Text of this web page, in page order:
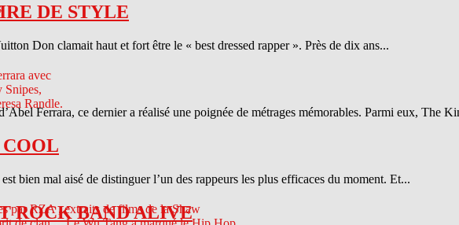
DE STYLE
Don clamait haut et fort être le « best dressed rapper ». Près de dix ans...
Ferrara, ce dernier a réalisé une poignée de métrages mémorables. Parmi eux, The
bien mal aisé de distinguer l’un des rappeurs les plus efficaces du moment. Et...
ROCK BAND ALIVE